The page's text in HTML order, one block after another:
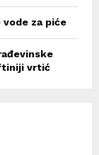
za piće
vrtić